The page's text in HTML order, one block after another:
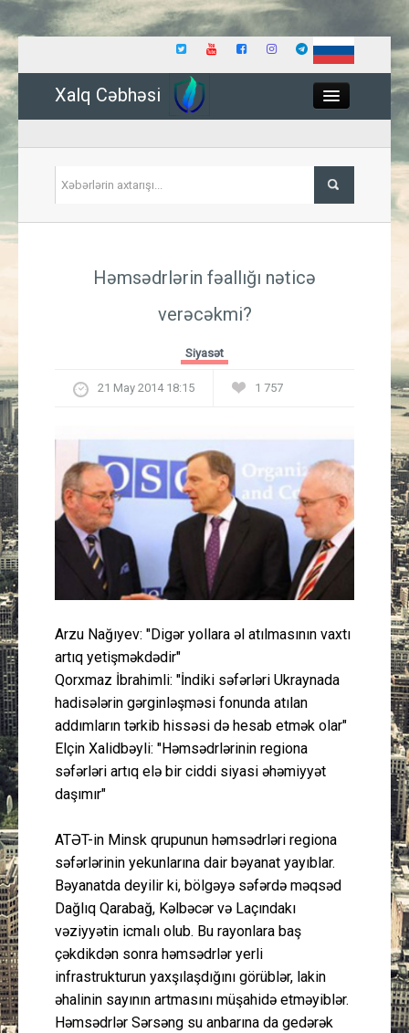
Xalq Cəbhəsi
İqtisadiyyat
Mədəniyyət
Müsahibə
Cəmiyyət
Peşə etikası
Həmsədrlərin fəallığı nəticə
verəcəkmi?
Siyasət
21 May 2014 18:15 1 757
Arzu Nağıyev: "Digər yollara əl atılmasının vaxtı
artıq yetişməkdədir"
Qorxmaz İbrahimli: "İndiki səfərləri Ukraynada
hadisələrin gərginləşməsi fonunda atılan
addımların tərkib hissəsi də hesab etmək olar"
Elçin Xalidbəyli: "Həmsədrlərinin regiona
səfərləri artıq elə bir ciddi siyasi əhəmiyyət
daşımır"
ATƏT-in Minsk qrupunun həmsədrləri regiona
səfərlərinin yekunlarına dair bəyanat yayıblar.
Bəyanatda deyilir ki, bölgəyə səfərdə məqsəd
Dağlıq Qarabağ, Kəlbəcər və Laçındakı
vəziyyətin icmalı olub. Bu rayonlara baş
çəkdikdən sonra həmsədrlər yerli
infrastrukturun yaxşılaşdığını görüblər, lakin
əhalinin sayının artmasını müşahidə etməyiblər.
Həmsədrlər Sərsəng su anbarına da gedərək